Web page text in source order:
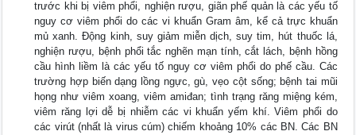
trước khi bị viêm phổi, nghiện rượu, giãn phế quản là các yếu tố
nguy cơ viêm phổi do các vi khuẩn Gram âm, kể cả trực khuẩn
mủ xanh. Động kinh, suy giảm miễn dịch, suy tim, hút thuốc lá,
nghiện rượu, bệnh phổi tắc nghẽn mạn tính, cắt lách, bệnh hồng
cầu hình liềm là các yếu tố nguy cơ viêm phổi do phế cầu. Các
trường hợp biến dạng lồng ngực, gù, vẹo cột sống; bệnh tai mũi
họng như viêm xoang, viêm amiđan; tình trạng răng miệng kém,
viêm răng lợi dễ bị nhiễm các vi khuẩn yếm khí. Viêm phổi do
các virút (nhất là virus cúm) chiếm khoảng 10% các BN. Các BN